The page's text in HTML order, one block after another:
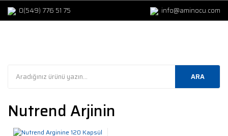
0(549) 776 51 75 info@aminocu.com
ARA
Nutrend Arjinin